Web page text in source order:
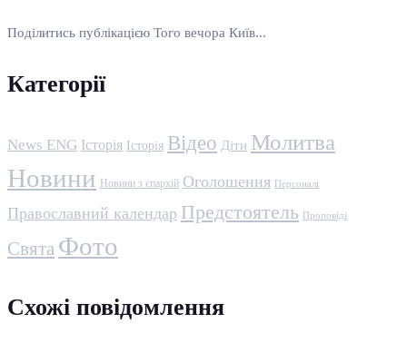
Поділитись публікацією Того вечора Київ...
Категорії
News ENG Історія Історія Відео Діти Молитва
Новини Новини з єпархій Оголошення Персоналі
Православний календар Предстоятель Проповіді
Свята Фото
Схожі повідомлення